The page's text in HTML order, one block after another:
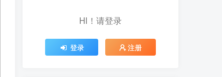
HI！请登录
登录 注册
HI！请登录
登录 注册
推荐开通钻石会员下载更优惠！